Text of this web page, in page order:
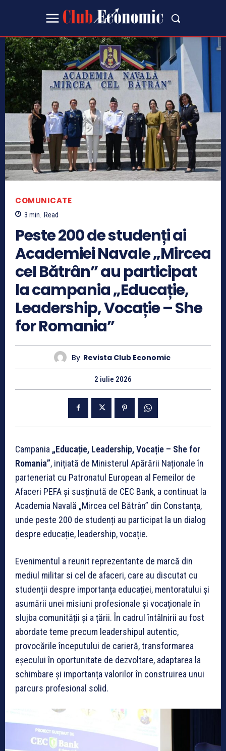
COMUNICATE
3 min. Read
Peste 200 de studenți ai
Academiei Navale „Mircea
cel Bătrân” au participat
la campania „Educație,
Leadership, Vocație – She
for Romania”
By Revista Club Economic
2 iulie 2026
Campania „Educație, Leadership, Vocație – She for
Romania”, inițiată de Ministerul Apărării Naționale în
parteneriat cu Patronatul European al Femeilor de
Afaceri PEFA și susținută de CEC Bank, a continuat la
Academia Navală „Mircea cel Bătrân” din Constanța,
unde peste 200 de studenți au participat la un dialog
despre educație, leadership, vocație.
Evenimentul a reunit reprezentante de marcă din
mediul militar si cel de afaceri, care au discutat cu
studenții despre importanța educației, mentoratului și
asumării unei misiuni profesionale și vocaționale în
slujba comunității și a țării. În cadrul întâlnirii au fost
abordate teme precum leadershipul autentic,
provocările începutului de carieră, transformarea
eșecului în oportunitate de dezvoltare, adaptarea la
schimbare și importanța valorilor în construirea unui
parcurs profesional solid.